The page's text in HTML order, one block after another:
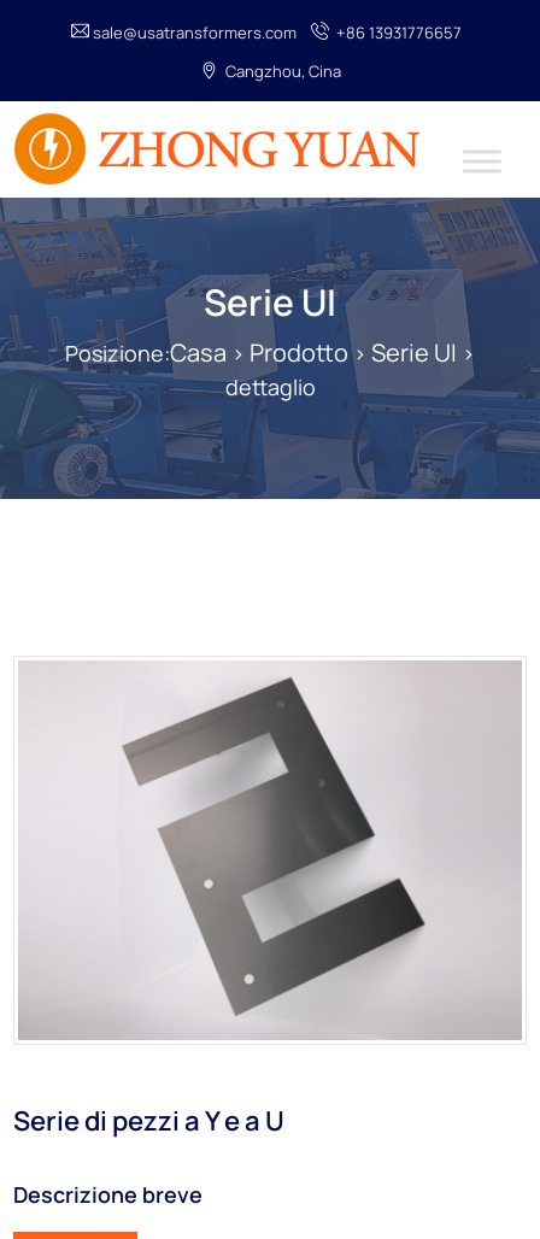
sale@usatransformers.com
+86 13931776657
Cangzhou, Cina
Serie UI
Posizione:Casa > Prodotto> Serie UI >
dettaglio
Serie di pezzi a Y e a U
Descrizione breve